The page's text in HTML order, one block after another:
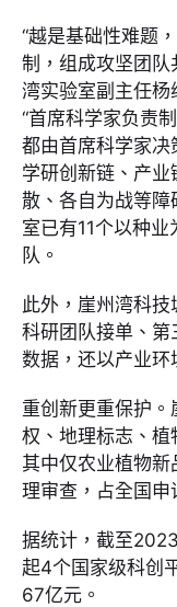
“越是基础性难题
制，组成攻坚团队
湾实验室副主任杨
“首席科学家负责
都由首席科学家
学研创新链、产业
散、各自为战等障
室已有11个以种业
队。
此外，崖州湾科技
科研团队接单、
数据，还以产业环
重创新更重保护
权、地理标志、植
其中仅农业植物
理审查，占全国申
据统计，截至
起4个国家级科创
67亿元。